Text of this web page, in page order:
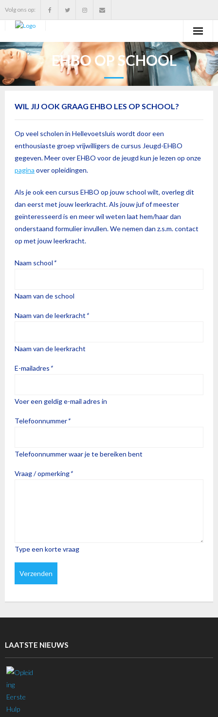
Volg ons op:
Home
Vereniging
Buitendienst
Blog
ANBI
EHBO OP SCHOOL
WIL JIJ OOK GRAAG EHBO LES OP SCHOOL?
Op veel scholen in Hellevoetsluis wordt door een
enthousiaste groep vrijwilligers de cursus Jeugd-EHBO
gegeven. Meer over EHBO voor de jeugd kun je lezen op onze
pagina over opleidingen.
Als je ook een cursus EHBO op jouw school wilt, overleg dit
dan eerst met jouw leerkracht. Als jouw juf of meester
geïnteresseerd is en meer wil weten laat hem/haar dan
onderstaand formulier invullen. We nemen dan z.s.m. contact
op met jouw leerkracht.
Naam school*
Naam van de school
Naam van de leerkracht*
Naam van de leerkracht
E-mailadres*
Voer een geldig e-mail adres in
Telefoonnummer*
Telefoonnummer waar je te bereiken bent
Vraag / opmerking*
Type een korte vraag
LAATSTE NIEUWS